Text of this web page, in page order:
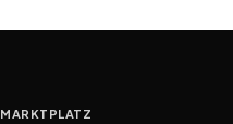
MARKTPLATZ